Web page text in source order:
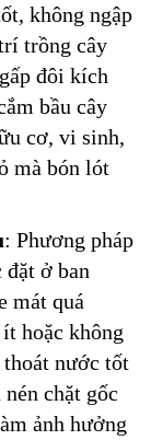
không ngập
trồng cây
đôi kích
bầu cây
cơ, vi sinh,
mà bón lót
: Phương pháp
ở ban
mát quá
hoặc không
thoát nước tốt
chặt gốc
ảnh hưởng